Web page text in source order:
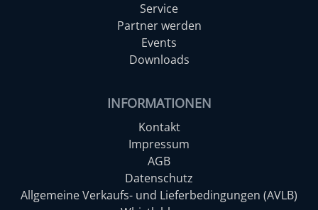
Service
Partner werden
Events
Downloads
INFORMATIONEN
Kontakt
Impressum
AGB
Datenschutz
Allgemeine Verkaufs- und Lieferbedingungen (AVLB)